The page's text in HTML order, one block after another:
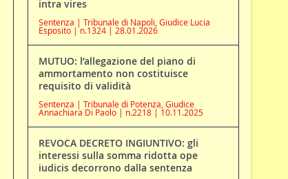
intra vires
Sentenza | Tribunale di Napoli, Giudice Lucia
Esposito | n.1324 | 28.01.2026
MUTUO: l’allegazione del piano di
ammortamento non costituisce
requisito di validità
Sentenza | Tribunale di Potenza, Giudice
Annachiara Di Paolo | n.2218 | 10.11.2025
REVOCA DECRETO INGIUNTIVO: gli
interessi sulla somma ridotta ope
iudicis decorrono dalla sentenza